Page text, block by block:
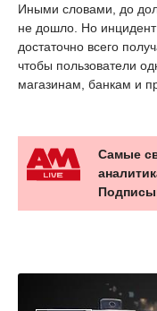
Иными словами, до
не дошло. Но инцидент
достаточно всего
чтобы пользователи
магазинам, банкам и
Самые